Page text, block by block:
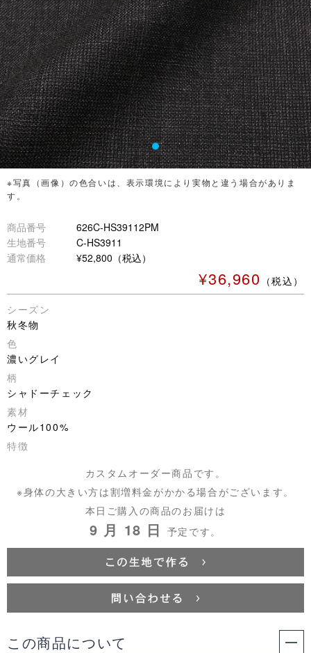
※写真（画像）の色合いは、表示環境により実物と違う場合がありま
す。
商品番号
626C-HS39112PM
生地番号
C-HS3911
通常価格
¥52,800（税込）
¥36,960 （税込）
シーズン
秋冬物
色
濃いグレイ
柄
シャドーチェック
素材
ウール100%
特徴
カスタムオーダー商品です。
※身体の大きい方は割増料金がかかる場合がございます。
本日ご購入の商品のお届けは
9 月 18 日 予定です。
この商品について